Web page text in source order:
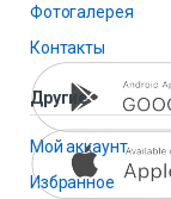
Фотогалерея
Контакты
Другие
Мой аккаунт
Избранное